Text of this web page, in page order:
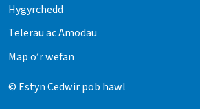
Hygyrchedd
Telerau ac Amodau
Map o’r wefan
© Estyn Cedwir pob hawl